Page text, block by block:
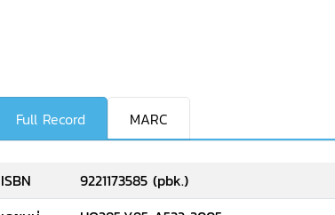
Full Record MARC
ISBN
9221173585 (pbk.)